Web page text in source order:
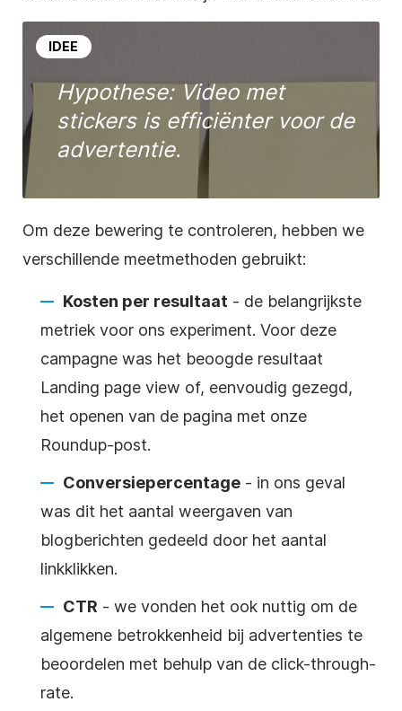
IDEE
Hypothese: Video met
stickers is efficiënter voor de
advertentie.
Om deze bewering te controleren, hebben we
verschillende meetmethoden gebruikt:
Kosten per resultaat - de belangrijkste
metriek voor ons experiment. Voor deze
campagne was het beoogde resultaat
Landing page view of, eenvoudig gezegd,
het openen van de pagina met onze
Roundup-post.
Conversiepercentage - in ons geval
was dit het aantal weergaven van
blogberichten gedeeld door het aantal
linkklikken.
CTR - we vonden het ook nuttig om de
algemene betrokkenheid bij advertenties te
beoordelen met behulp van de click-through-
rate.